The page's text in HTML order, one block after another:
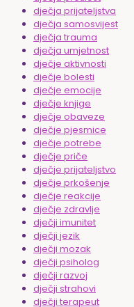
dječja prijateljstva
dječja samosvijest
dječja trauma
dječja umjetnost
dječje aktivnosti
dječje bolesti
dječje emocije
dječje knjige
dječje obaveze
dječje pjesmice
dječje potrebe
dječje priče
dječje prijateljstvo
dječje prkošenje
dječje reakcije
dječje zdravlje
dječji imunitet
dječji jezik
dječji mozak
dječji psiholog
dječji razvoj
dječji strahovi
dječji terapeut